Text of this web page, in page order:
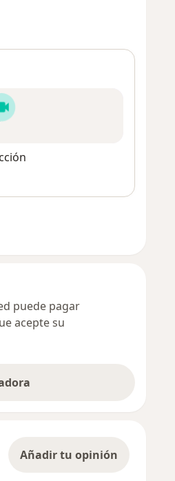
puede pagar
acepte su
Añadir tu opinión